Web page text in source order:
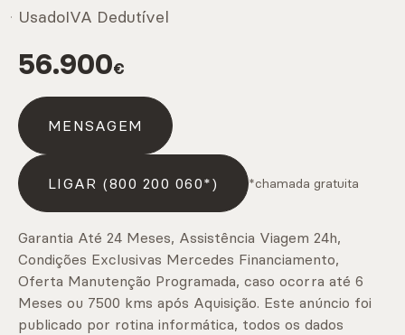
UsadoIVA Dedutível
56.900€
MENSAGEM
LIGAR (800 200 060*) *chamada gratuita
Garantia Até 24 Meses, Assistência Viagem 24h,
Condições Exclusivas Mercedes Financiamento,
Oferta Manutenção Programada, caso ocorra até 6
Meses ou 7500 kms após Aquisição. Este anúncio foi
publicado por rotina informática, todos os dados
CARREGAR MAIS